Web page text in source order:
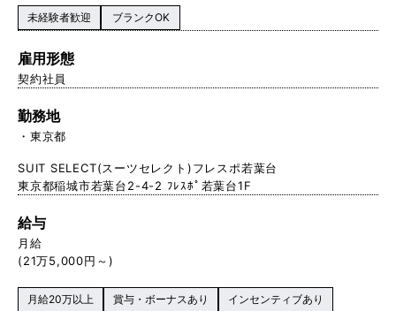
未経験者歓迎 ブランクOK
雇用形態
契約社員
勤務地
東京都
SUIT SELECT(スーツセレクト)フレスポ若葉台
東京都稲城市若葉台2-4-2 ﾌﾚｽﾎﾟ若葉台1F
給与
月給
(21万5,000円～)
月給20万以上 賞与・ボーナスあり インセンティブあり